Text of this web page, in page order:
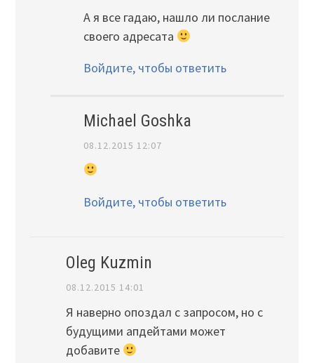
А я все гадаю, нашло ли послание
своего адресата
Войдите, чтобы ответить
Michael Goshka
08.12.2015 12:07
Войдите, чтобы ответить
Oleg Kuzmin
08.12.2015 14:01
Я наверно опоздал с запросом, но с
будущими апдейтами может
добавите